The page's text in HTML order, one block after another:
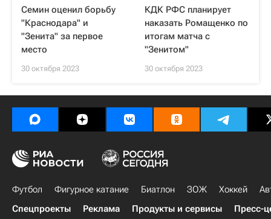
Семин оценил борьбу
"Краснодара" и
"Зенита" за первое
место
30 октября 2023
КДК РФС планирует
наказать Ромащенко по
итогам матча с
"Зенитом"
30 октября 2023
Футбол Фигурное катание Биатлон ЗОЖ Хоккей
Спецпроекты
Реклама Продукты и сервисы Пресс-